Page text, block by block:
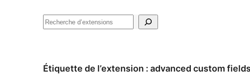
Rechercher
Étiquette de l’extension : advanced custom fields